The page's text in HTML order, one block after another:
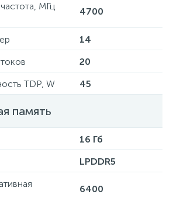
МГц
4700
14
20
TDP, W
45
память
16 Гб
LPDDR5
6400